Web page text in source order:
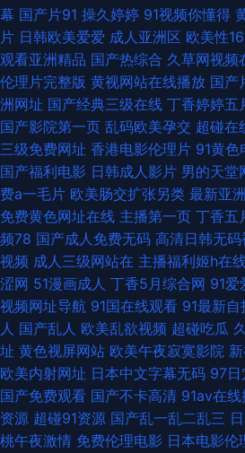
三影院 国产在线ts 九九精在线 国产欧美精品
自拍蝌蚪九色 欧美精品久久一二 亚洲第一夜
子 www免费成人网站 大香蕉伊人99 福利社
狠狠撸 欧美亚色色片 亚洲淫网 91pron免费
方在线日韩AV 国外91视频在线观看 欧美成人
AV影库 91九色国产 91少妇喷水视频 91九色
品网址 久艹综合精品 蜜桃成人综合网 色久悠
视频第十页 韩国avwuma 国产草草草久久
深深爱 91大神精品视频影院 www国产视频 欧
视频 91网站在线免费下载 wwwcom东方av
幕 国产片91 操久婷婷 91视频你懂得
片 日韩欧美爱爱 成人亚洲区 欧美性16
观看亚洲精品 国产热综合 久草网视频
伦理片完整版 黄视网站在线播放 国产
洲网址 国产经典三级在线 丁香婷婷五
国产影院第一页 乱码欧美孕交 超碰在
三级免费网址 香港电影伦理片 91黄色
国产福利电影 日韩成人影片 男的天堂
费a一毛片 欧美肠交扩张另类 最新亚
免费黄色网址在线 主播第一页 丁香五
频78 国产成人免费无码 高清日韩无码
视频 成人三级网站在 主播福利姬h在
涩网 51漫画成人 丁香5月综合网 91爱
视频网址导航 91国在线观看 91最新自
人 国产乱人 欧美乱欲视频 超碰吃瓜
址 黄色视屏网站 欧美午夜寂寞影院
欧美内射网址 日本中文字幕无码 97日
国产免费观看 国产不卡高清 91av在
资源 超碰91资源 国产乱一乱二乱三
桃午夜激情 免费伦理电影 日本电影伦